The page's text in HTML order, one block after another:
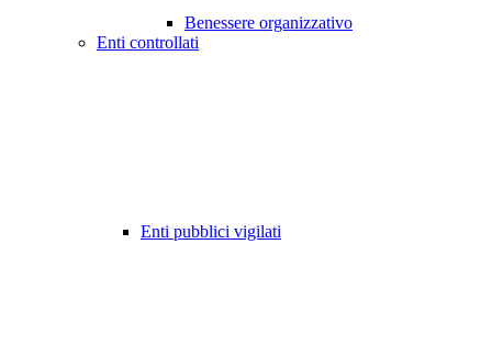
Benessere organizzativo
Enti controllati
Enti pubblici vigilati